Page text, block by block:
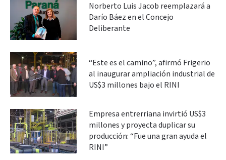
Norberto Luis Jacob reemplazará a
Darío Báez en el Concejo
Deliberante
“Este es el camino”, afirmó Frigerio
al inaugurar ampliación industrial de
US$3 millones bajo el RINI
Empresa entrerriana invirtió US$3
millones y proyecta duplicar su
producción: “Fue una gran ayuda el
RINI”